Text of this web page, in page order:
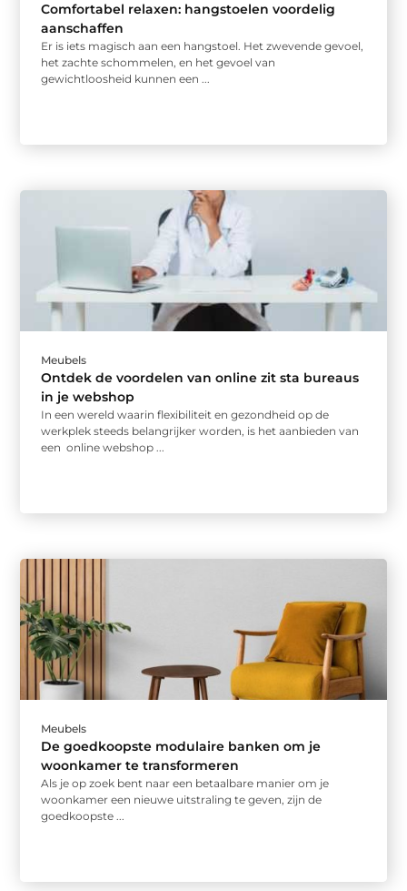
Comfortabel relaxen: hangstoelen voordelig
aanschaffen
Er is iets magisch aan een hangstoel. Het zwevende gevoel,
het zachte schommelen, en het gevoel van
gewichtloosheid kunnen een ...
Meubels
Ontdek de voordelen van online zit sta bureaus
in je webshop
In een wereld waarin flexibiliteit en gezondheid op de
werkplek steeds belangrijker worden, is het aanbieden van
een online webshop ...
Meubels
De goedkoopste modulaire banken om je
woonkamer te transformeren
Als je op zoek bent naar een betaalbare manier om je
woonkamer een nieuwe uitstraling te geven, zijn de
goedkoopste ...